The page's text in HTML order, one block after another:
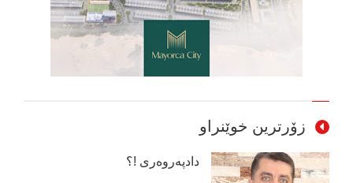
زۆرترین خوێنراو
دادپەروەری !؟